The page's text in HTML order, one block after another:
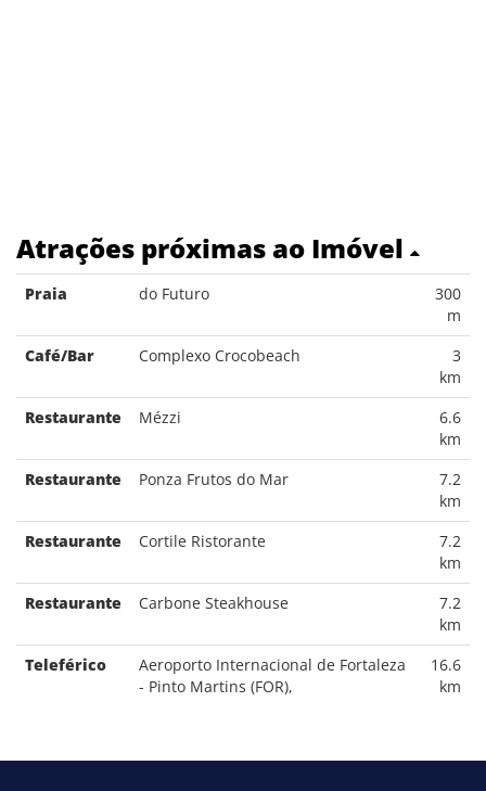
Atrações próximas ao Imóvel
Praia do Futuro
300
m
Café/Bar
Complexo Crocobeach
3
km
Restaurante
Mézzi
6.6
km
Restaurante
Ponza Frutos do Mar
7.2
km
Restaurante
Cortile Ristorante
7.2
km
Restaurante
Carbone Steakhouse
7.2
km
Teleférico
Aeroporto Internacional de Fortaleza
- Pinto Martins (FOR),
16.6
km